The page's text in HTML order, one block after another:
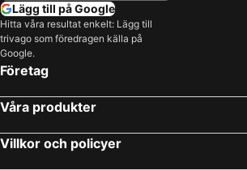
Lägg till på Google
Hitta våra resultat enkelt: Lägg till
trivago som föredragen källa på
Google.
Företag
Våra produkter
Villkor och policyer